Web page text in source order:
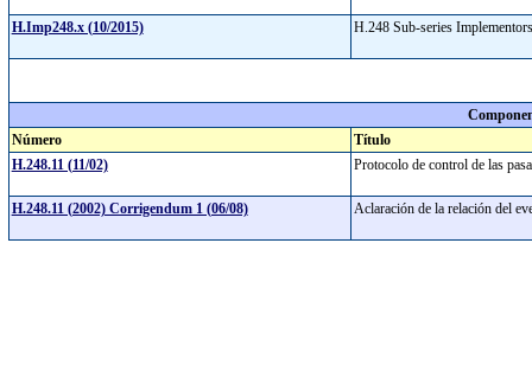
H.Imp248.x (10/2015) H.248 Sub-series
Número
Título
H.248.11 (11/02)
Protocolo de control de las
H.248.11 (2002) Corrigendum 1 (06/08) Aclaración de la relación del